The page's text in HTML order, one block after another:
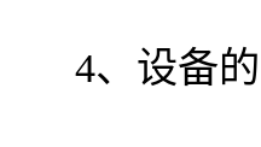
4、设备